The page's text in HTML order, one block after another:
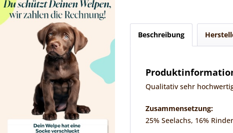
Beschreibung
Qualitativ sehr
Zusammensetzung:
25% Seelachs, 16%